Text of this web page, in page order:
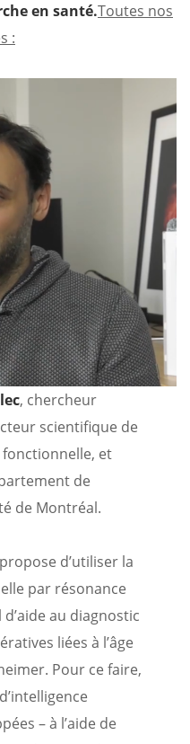
en santé.Toutes nos
:
, chercheur
scientifique de
fonctionnelle, et
de
de Montréal.
d’utiliser la
par résonance
au diagnostic
liées à l’âge
Pour ce faire,
– à l’aide de